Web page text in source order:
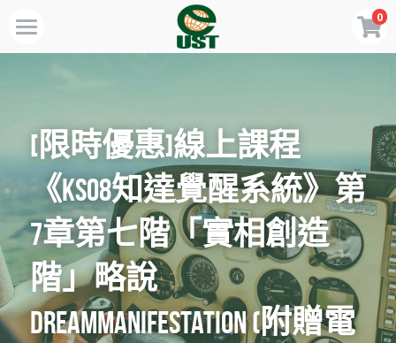
0
Home
最新消息
訂閱方案
線上商店
免費會員專區
VIP會員專區
[限時優惠]線上課程
《KS08知達覺醒系統》第
7章第七階「實相創造
階」略說
DreamManifestation (附贈電
×
商品分類